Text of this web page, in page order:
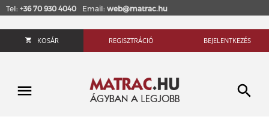
Tel: +36 70 930 4040 Email: web@matrac.hu
KOSÁR REGISZTRÁCIÓ BEJELENTKEZÉS